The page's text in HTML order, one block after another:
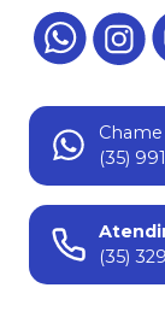
(35)
(35)